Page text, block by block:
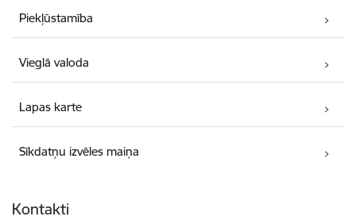
Piekļūstamība
Vieglā valoda
Lapas karte
Sīkdatņu izvēles maiņa
Kontakti